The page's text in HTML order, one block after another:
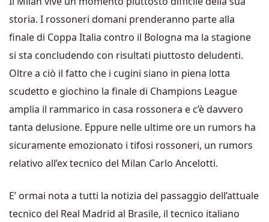
storia. I rossoneri domani prenderanno parte alla
finale di Coppa Italia contro il Bologna ma la stagione
si sta concludendo con risultati piuttosto deludenti.
Oltre a ciò il fatto che i cugini siano in piena lotta
scudetto e giochino la finale di Champions League
amplia il rammarico in casa rossonera e c’è davvero
tanta delusione. Eppure nelle ultime ore un rumors ha
sicuramente emozionato i tifosi rossoneri, un rumors
relativo all’ex tecnico del Milan Carlo Ancelotti.
E’ ormai nota a tutti la notizia del passaggio dell’attuale
tecnico del Real Madrid al Brasile, il tecnico italiano